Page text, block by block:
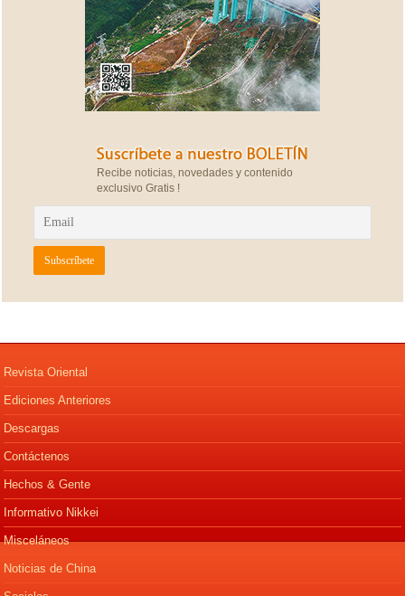
Recibe noticias, novedades y contenido
exclusivo Gratis !
Revista Oriental
Ediciones Anteriores
Descargas
Contáctenos
Hechos & Gente
Informativo Nikkei
Misceláneos
Noticias de China